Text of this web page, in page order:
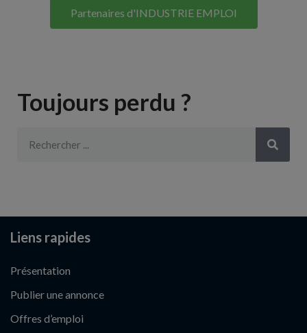
Partenaires d'INDUSTRIE EMPLOI
Toujours perdu ?
Liens rapides
Présentation
Publier une annonce
Offres d’emploi